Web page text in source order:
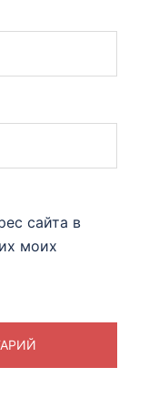
сайта в
моих